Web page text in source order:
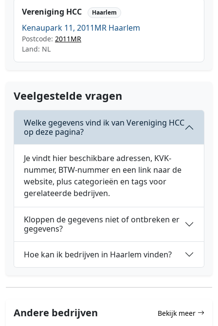
Vereniging HCC Haarlem
Kenaupark 11, 2011MR Haarlem
Postcode: 2011MR
Land: NL
Veelgestelde vragen
Welke gegevens vind ik van Vereniging HCC
op deze pagina?
Je vindt hier beschikbare adressen, KVK-
nummer, BTW-nummer en een link naar de
website, plus categorieën en tags voor
gerelateerde bedrijven.
Kloppen de gegevens niet of ontbreken er
gegevens?
Hoe kan ik bedrijven in Haarlem vinden?
Andere bedrijven Bekijk meer